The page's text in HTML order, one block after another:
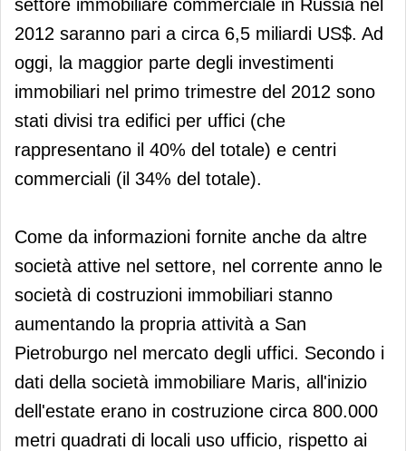
settore immobiliare commerciale in Russia nel
2012 saranno pari a circa 6,5 miliardi US$. Ad
oggi, la maggior parte degli investimenti
immobiliari nel primo trimestre del 2012 sono
stati divisi tra edifici per uffici (che
rappresentano il 40% del totale) e centri
commerciali (il 34% del totale).
Come da informazioni fornite anche da altre
società attive nel settore, nel corrente anno le
società di costruzioni immobiliari stanno
aumentando la propria attività a San
Pietroburgo nel mercato degli uffici. Secondo i
dati della società immobiliare Maris, all'inizio
dell'estate erano in costruzione circa 800.000
metri quadrati di locali uso ufficio, rispetto ai